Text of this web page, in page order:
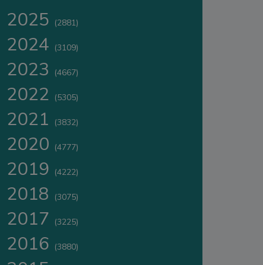
2025 (2881)
2024 (3109)
2023 (4667)
2022 (5305)
2021 (3832)
2020 (4777)
2019 (4222)
2018 (3075)
2017 (3225)
2016 (3880)